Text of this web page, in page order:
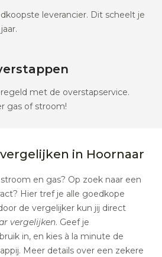
leverancier. Dit scheelt je
met de overstapservice.
gas of stroom!
in Hoornaar
en gas? Op zoek naar een
Hier tref je alle goedkope
de vergelijker kun jij direct
vergelijken. Geef je
in, en kies à la minute de
Meer details over een zekere